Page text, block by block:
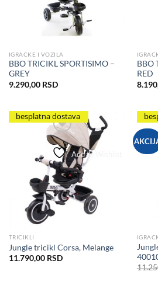
IGRACKE I VOZILA
BBO TRICIKL SPORTISIMO –
GREY
9.290,00 RSD
BBO
RED
besplatna dostava
Add to Wishlist
TRICIKLI
Jungle tricikl Corsa, Melange
11.790,00 RSD